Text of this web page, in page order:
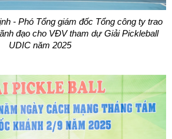
- Phó Tổng giám đốc Tổng công ty trao
đạo cho VĐV tham dự Giải Pickleball
UDIC năm 2025